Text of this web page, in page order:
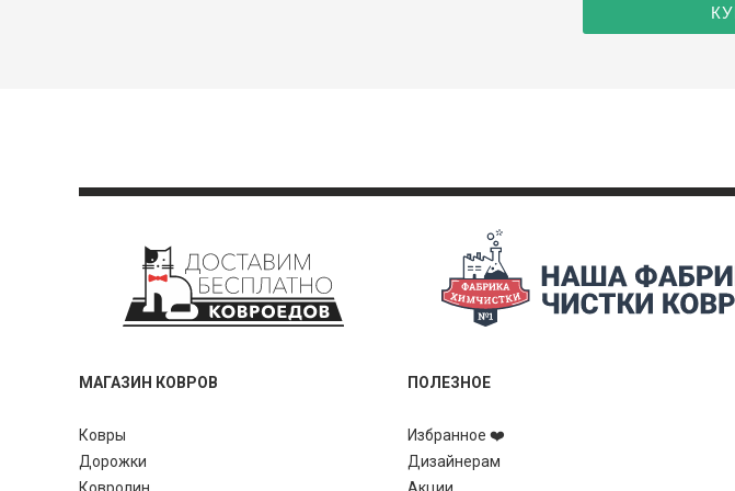
МАГАЗИН КОВРОВ
Ковры
Дорожки
ПОЛЕЗНОЕ
Избранное ❤️
Дизайнерам